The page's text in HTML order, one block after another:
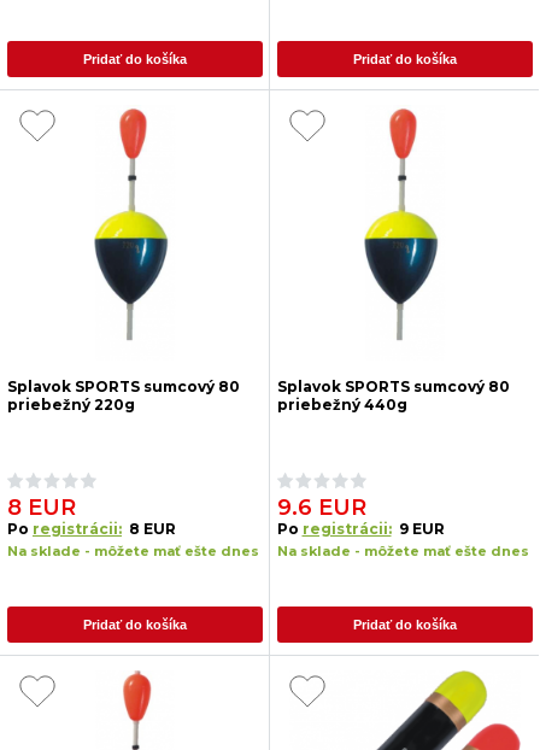
Pridať do košíka Pridať do košíka
Splavok SPORTS sumcový 80
priebežný 220g
8 EUR
Po registrácii: 8 EUR
Na sklade - môžete mať ešte dnes
Pridať do košíka
Splavok SPORTS sumcový 80
priebežný 440g
9.6 EUR
Po registrácii: 9 EUR
Na sklade - môžete mať ešte dnes
Pridať do košíka